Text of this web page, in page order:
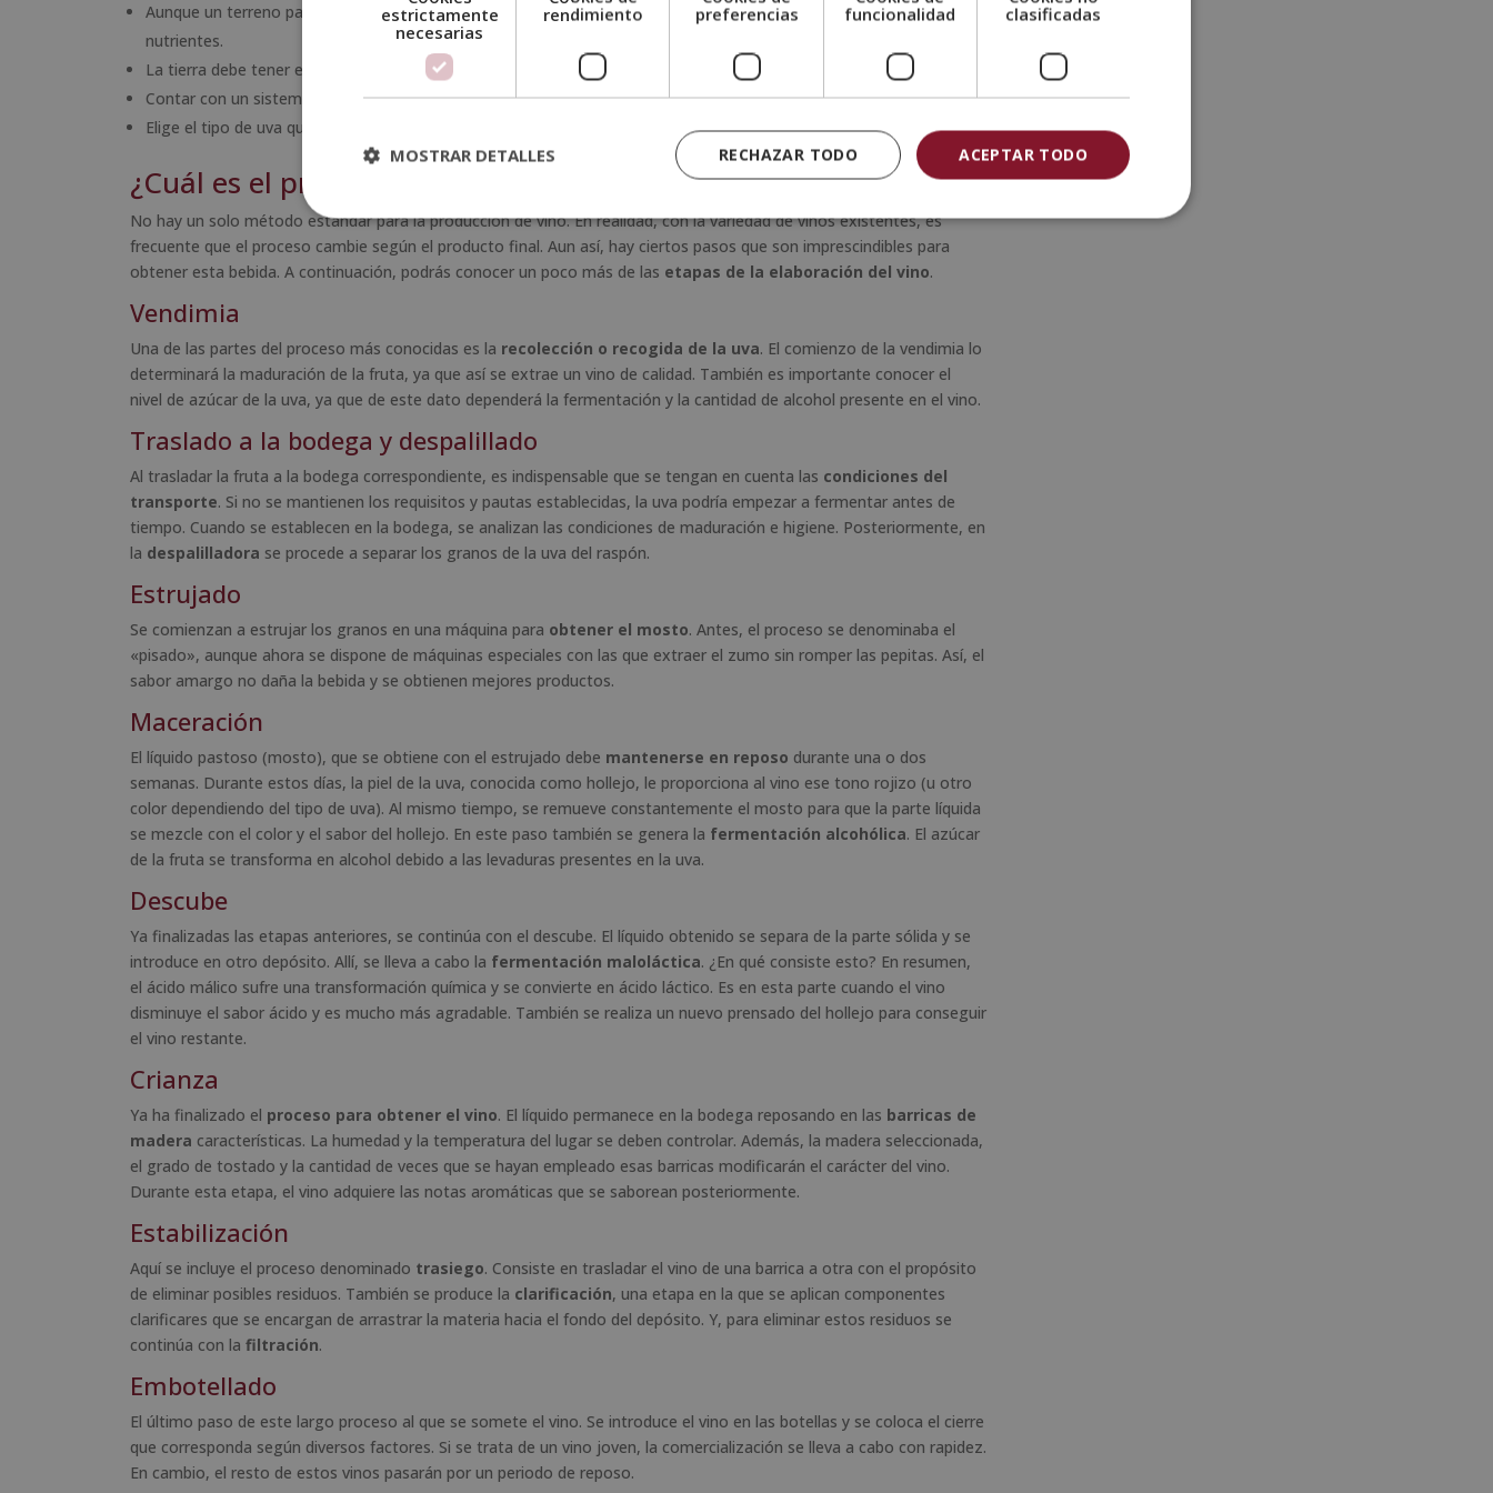
Aunque un terreno parezca poco fértil, podría ser el indicado para un viñedo. El suelo debe disponer de pocos
nutrientes.
La tierra debe tener el pH situado entre 5,5 y 6,5, sin ser más alto que 7.
Contar con un sistema de apoyo (alambres o palos) para que soporte el peso de la planta.
Elige el tipo de uva que sea mejor para el clima predominante del lugar.
¿Cuál es el proceso de elaboración del vino?
No hay un solo método estándar para la producción de vino. En realidad, con la variedad de vinos existentes, es
frecuente que el proceso cambie según el producto final. Aun así, hay ciertos pasos que son imprescindibles para
obtener esta bebida. A continuación, podrás conocer un poco más de las etapas de la elaboración del vino.
Vendimia
Una de las partes del proceso más conocidas es la recolección o recogida de la uva. El comienzo de la vendimia lo
determinará la maduración de la fruta, ya que así se extrae un vino de calidad. También es importante conocer el
nivel de azúcar de la uva, ya que de este dato dependerá la fermentación y la cantidad de alcohol presente en el vino.
Traslado a la bodega y despalillado
Al trasladar la fruta a la bodega correspondiente, es indispensable que se tengan en cuenta las condiciones del
transporte. Si no se mantienen los requisitos y pautas establecidas, la uva podría empezar a fermentar antes de
tiempo. Cuando se establecen en la bodega, se analizan las condiciones de maduración e higiene. Posteriormente, en
la despalilladora se procede a separar los granos de la uva del raspón.
Estrujado
Se comienzan a estrujar los granos en una máquina para obtener el mosto. Antes, el proceso se denominaba el
«pisado», aunque ahora se dispone de máquinas especiales con las que extraer el zumo sin romper las pepitas. Así, el
sabor amargo no daña la bebida y se obtienen mejores productos.
Maceración
El líquido pastoso (mosto), que se obtiene con el estrujado debe mantenerse en reposo durante una o dos
semanas. Durante estos días, la piel de la uva, conocida como hollejo, le proporciona al vino ese tono rojizo (u otro
color dependiendo del tipo de uva). Al mismo tiempo, se remueve constantemente el mosto para que la parte líquida
se mezcle con el color y el sabor del hollejo. En este paso también se genera la fermentación alcohólica. El azúcar
de la fruta se transforma en alcohol debido a las levaduras presentes en la uva.
Descube
Ya finalizadas las etapas anteriores, se continúa con el descube. El líquido obtenido se separa de la parte sólida y se
introduce en otro depósito. Allí, se lleva a cabo la fermentación maloláctica. ¿En qué consiste esto? En resumen,
el ácido málico sufre una transformación química y se convierte en ácido láctico. Es en esta parte cuando el vino
disminuye el sabor ácido y es mucho más agradable. También se realiza un nuevo prensado del hollejo para conseguir
el vino restante.
Crianza
Ya ha finalizado el proceso para obtener el vino. El líquido permanece en la bodega reposando en las barricas de
madera características. La humedad y la temperatura del lugar se deben controlar. Además, la madera seleccionada,
el grado de tostado y la cantidad de veces que se hayan empleado esas barricas modificarán el carácter del vino.
Durante esta etapa, el vino adquiere las notas aromáticas que se saborean posteriormente.
Estabilización
Aquí se incluye el proceso denominado trasiego. Consiste en trasladar el vino de una barrica a otra con el propósito
de eliminar posibles residuos. También se produce la clarificación, una etapa en la que se aplican componentes
clarificares que se encargan de arrastrar la materia hacia el fondo del depósito. Y, para eliminar estos residuos se
continúa con la filtración.
Embotellado
El último paso de este largo proceso al que se somete el vino. Se introduce el vino en las botellas y se coloca el cierre
que corresponda según diversos factores. Si se trata de un vino joven, la comercialización se lleva a cabo con rapidez.
En cambio, el resto de estos vinos pasarán por un periodo de reposo.
estrictamente
necesarias
rendimiento
preferencias
funcionalidad
clasificadas
ACEPTAR TODO
RECHAZAR TODO
MOSTRAR DETALLES